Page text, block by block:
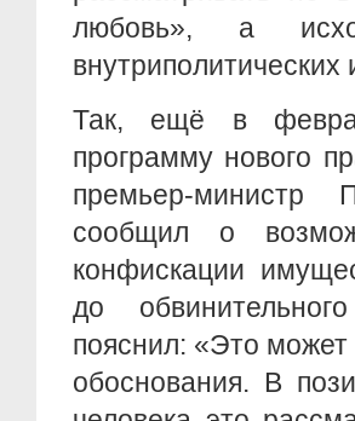
любовь», а
внутриполитических
Так, ещё в
программу нового
премьер-
сообщил о
конфискации
до
пояснил: «Это может
обоснования. В